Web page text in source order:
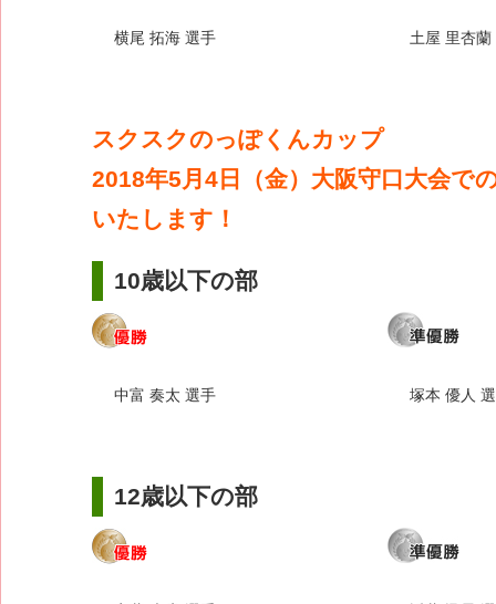
横尾 拓海 選手 土屋 里杏蘭
スクスクのっぽくんカップ
2018年5月4日（金）大阪守口大会で
いたします！
10歳以下の部
中富 奏太 選手 塚本 優人
12歳以下の部